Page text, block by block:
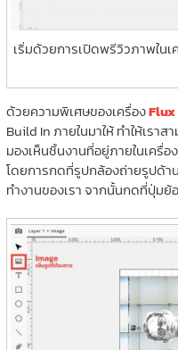
เริ่มด้วยการเปิดพรีวิวภาพใน
ด้วยความพิเศษของเครื่องFlux
Build In ภายในมาให้ ทำให้เรา
มองเห็นชิ้นงานที่อยู่ภายในเครื่อ
โดยการกดที่รูปกล้องถ่ายรูปด้า
ทำงานของเรา จากนั้นกดที่ปุ่มย้